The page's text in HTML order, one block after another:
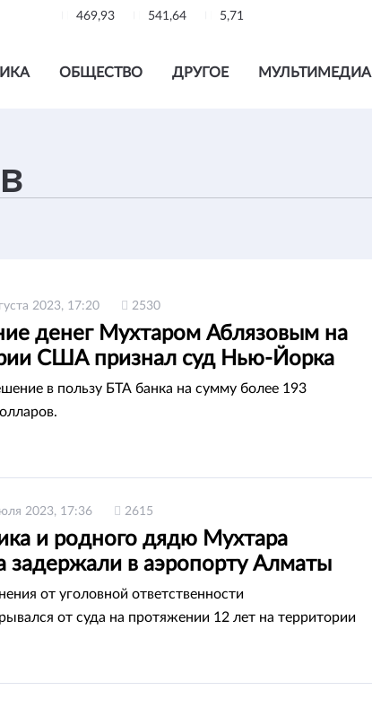
469,93 541,64 5,71
ОБЩЕСТВО ДРУГОЕ МУЛЬТИМЕДИА
2023, 17:20 2530
денег Мухтаром Аблязовым на
США признал суд Нью-Йорка
в пользу БТА банка на сумму более 193
2023, 17:36 2615
и родного дядю Мухтара
задержали в аэропорту Алматы
от уголовной ответственности
от суда на протяжении 12 лет на территории